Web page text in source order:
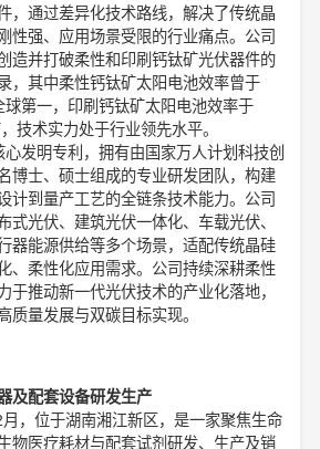
，通过差异化技术路线，解决了传统晶
性强、应用场景受限的行业痛点。公司
造并打破柔性和印刷钙钛矿光伏器件的
，其中柔性钙钛矿太阳电池效率曾于
第一，印刷钙钛矿太阳电池效率于
技术实力处于行业领先水平。
发明专利，拥有由国家万人计划科技创
博士、硕士组成的专业研发团队，构建
计到量产工艺的全链条技术能力。公司
式光伏、建筑光伏一体化、车载光伏、
器能源供给等多个场景，适配传统晶硅
、柔性化应用需求。公司持续深耕柔性
于推动新一代光伏技术的产业化落地，
质量发展与双碳目标实现。
及配套设备研发生产
，位于湖南湘江新区，是一家聚焦生命
物医疗耗材与配套试剂研发、生产及销